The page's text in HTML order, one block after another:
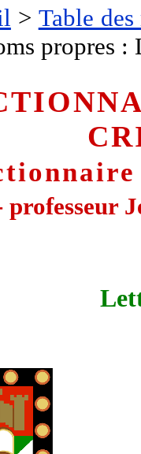
> Table
propres :
professeur